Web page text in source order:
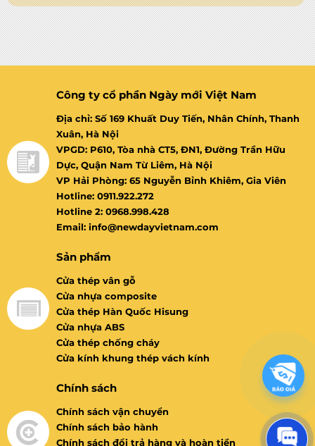
Công ty cổ phần Ngày mới Việt Nam
Địa chỉ: Số 169 Khuất Duy Tiến, Nhân Chính, Thanh
Xuân, Hà Nội
VPGD: P610, Tòa nhà CT5, ĐN1, Đường Trần Hữu
Dực, Quận Nam Từ Liêm, Hà Nội
VP Hải Phòng: 65 Nguyễn Bỉnh Khiêm, Gia Viên
Hotline: 0911.922.272
Hotline 2: 0968.998.428
Email: info@newdayvietnam.com
Sản phẩm
Cửa thép vân gỗ
Cửa nhựa composite
Cửa thép Hàn Quốc Hisung
Cửa nhựa ABS
Cửa thép chống cháy
Cửa kính khung thép vách kính
Chính sách
Chính sách vận chuyển
Chính sách bảo hành
Chính sách đổi trả hàng và hoàn tiền